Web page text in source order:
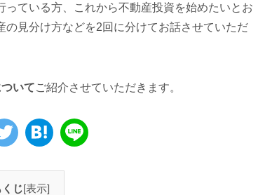
ている方、これから不動産投資を始めたいとお
見分け方などを2回に分けてお話させていただ
いてご紹介させていただきます。
くじ[表示]